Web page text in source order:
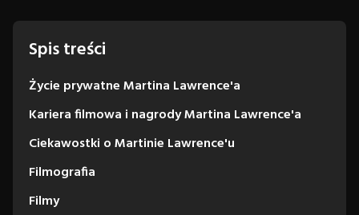
Spis treści
Życie prywatne Martina Lawrence'a
Kariera filmowa i nagrody Martina Lawrence'a
Ciekawostki o Martinie Lawrence'u
Filmografia
Filmy